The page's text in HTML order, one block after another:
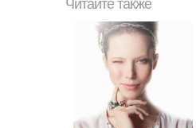
Читайте также